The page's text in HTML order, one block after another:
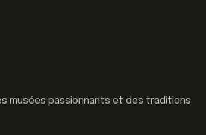
musées passionnants et des traditions